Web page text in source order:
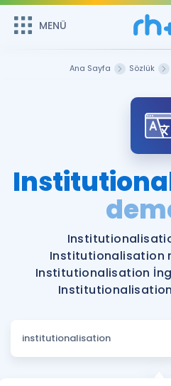
MENÜ
Şifremi
Sepetin Şu
Remzi Hoca ile seni sınava
MENÜ
Katılımcı Görüşleri
Faydalı Araçlar
Ücretsiz Kaynaklar
Hakkımızda
Ana Sayfa Sözlük
Institutionalisation
Institutionalisation
Institutionalisation